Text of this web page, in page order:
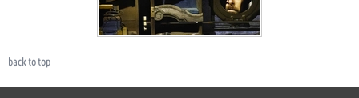
back to top